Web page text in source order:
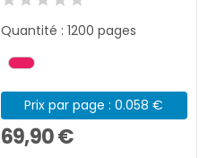
Quantité : 1200 pages
Prix par page : 0.058 €
69,90 €